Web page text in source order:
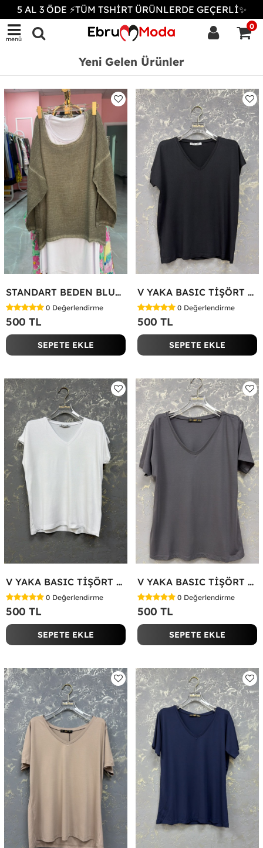
5 AL 3 ÖDE ⚡TÜM TSHİRT ÜRÜNLERDE GEÇERLİ✨
menü
0
Yeni Gelen Ürünler
STANDART BEDEN BLUZ Yeşil
0 Değerlendirme
500 TL
SEPETE EKLE
V YAKA BASIC TİŞÖRT Siyah
0 Değerlendirme
500 TL
SEPETE EKLE
V YAKA BASIC TİŞÖRT Beyaz
0 Değerlendirme
500 TL
SEPETE EKLE
V YAKA BASIC TİŞÖRT Antrasit
0 Değerlendirme
500 TL
SEPETE EKLE